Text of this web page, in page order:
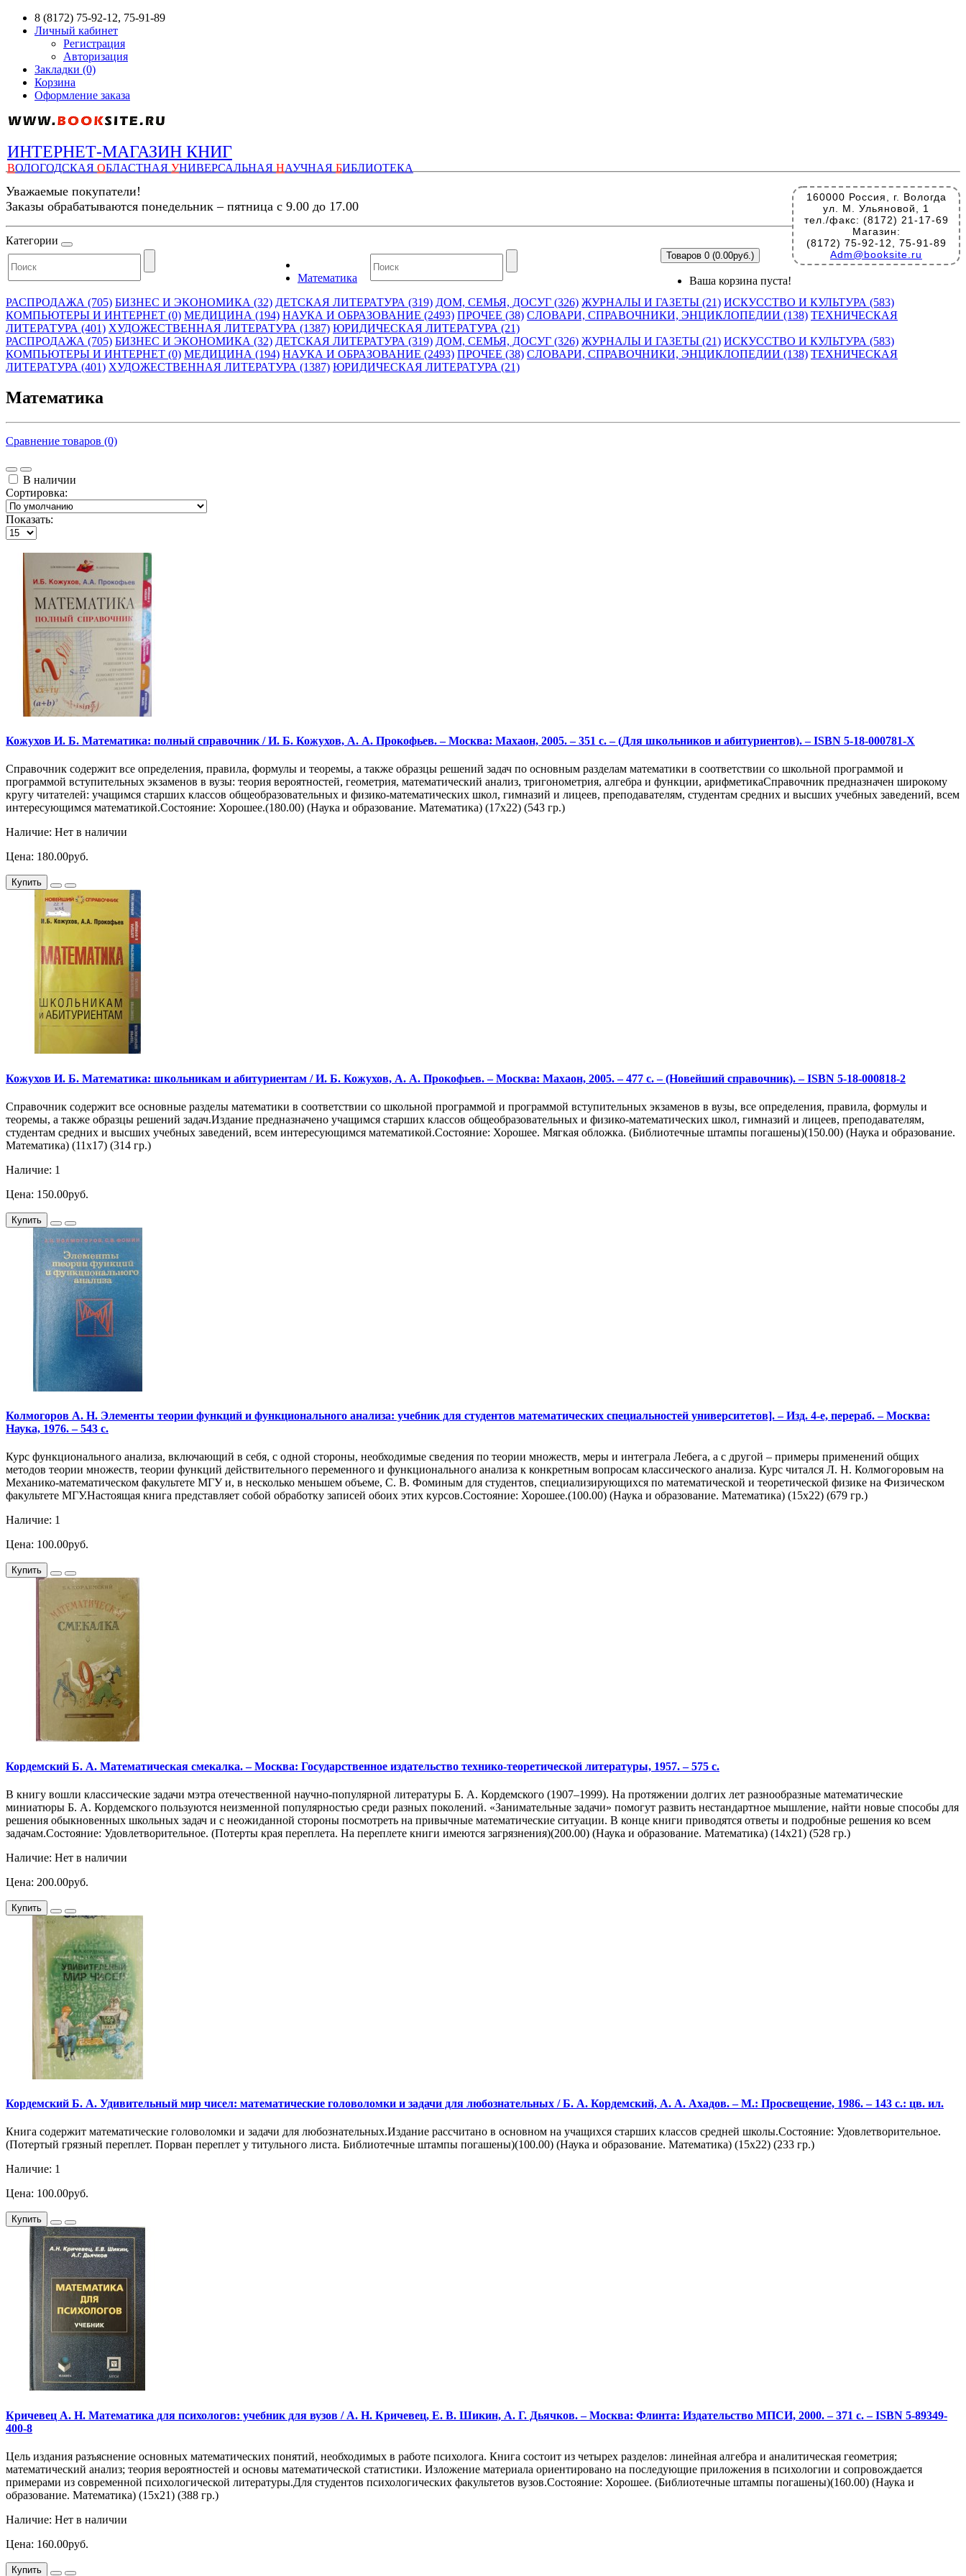
8 (8172) 75-92-12, 75-91-89
Личный кабинет
Регистрация
Авторизация
Закладки (0)
Корзина
Оформление заказа
ИНТЕРНЕТ-МАГАЗИН КНИГ
ВОЛОГОДСКАЯ ОБЛАСТНАЯ УНИВЕРСАЛЬНАЯ НАУЧНАЯ БИБЛИОТЕКА
160000 Россия, г. Вологда
ул. М. Ульяновой, 1
тел./факс: (8172) 21-17-69
Магазин:
(8172) 75-92-12, 75-91-89
Adm@booksite.ru
Уважаемые покупатели!
Заказы обрабатываются понедельник – пятница с 9.00 до 17.00
Категории
Товаров 0 (0.00руб.)
Ваша корзина пуста!
Математика
РАСПРОДАЖА (705) БИЗНЕС И ЭКОНОМИКА (32) ДЕТСКАЯ ЛИТЕРАТУРА (319) ДОМ, СЕМЬЯ, ДОСУГ (326) ЖУРНАЛЫ И ГАЗЕТЫ (21) ИСКУССТВО И КУЛЬТУРА (583)
КОМПЬЮТЕРЫ И ИНТЕРНЕТ (0) МЕДИЦИНА (194) НАУКА И ОБРАЗОВАНИЕ (2493) ПРОЧЕЕ (38) СЛОВАРИ, СПРАВОЧНИКИ, ЭНЦИКЛОПЕДИИ (138) ТЕХНИЧЕСКАЯ
ЛИТЕРАТУРА (401) ХУДОЖЕСТВЕННАЯ ЛИТЕРАТУРА (1387) ЮРИДИЧЕСКАЯ ЛИТЕРАТУРА (21)
РАСПРОДАЖА (705) БИЗНЕС И ЭКОНОМИКА (32) ДЕТСКАЯ ЛИТЕРАТУРА (319) ДОМ, СЕМЬЯ, ДОСУГ (326) ЖУРНАЛЫ И ГАЗЕТЫ (21) ИСКУССТВО И КУЛЬТУРА (583)
КОМПЬЮТЕРЫ И ИНТЕРНЕТ (0) МЕДИЦИНА (194) НАУКА И ОБРАЗОВАНИЕ (2493) ПРОЧЕЕ (38) СЛОВАРИ, СПРАВОЧНИКИ, ЭНЦИКЛОПЕДИИ (138) ТЕХНИЧЕСКАЯ
ЛИТЕРАТУРА (401) ХУДОЖЕСТВЕННАЯ ЛИТЕРАТУРА (1387) ЮРИДИЧЕСКАЯ ЛИТЕРАТУРА (21)
Математика
Сравнение товаров (0)
В наличии
Сортировка:
Показать:
Кожухов И. Б. Математика: полный справочник / И. Б. Кожухов, А. А. Прокофьев. – Москва: Махаон, 2005. – 351 с. – (Для школьников и абитуриентов). – ISBN 5-18-000781-X
Справочник содержит все определения, правила, формулы и теоремы, а также образцы решений задач по основным разделам математики в соответствии со школьной программой и
программой вступительных экзаменов в вузы: теория вероятностей, геометрия, математический анализ, тригонометрия, алгебра и функции, арифметикаСправочник предназначен широкому
кругу читателей: учащимся старших классов общеобразовательных и физико-математических школ, гимназий и лицеев, преподавателям, студентам средних и высших учебных заведений, всем
интересующимся математикой.Состояние: Хорошее.(180.00) (Наука и образование. Математика) (17х22) (543 гр.)
Наличие: Нет в наличии
Цена: 180.00руб.
Купить
Кожухов И. Б. Математика: школьникам и абитуриентам / И. Б. Кожухов, А. А. Прокофьев. – Москва: Махаон, 2005. – 477 с. – (Новейший справочник). – ISBN 5-18-000818-2
Справочник содержит все основные разделы математики в соответствии со школьной программой и программой вступительных экзаменов в вузы, все определения, правила, формулы и
теоремы, а также образцы решений задач.Издание предназначено учащимся старших классов общеобразовательных и физико-математических школ, гимназий и лицеев, преподавателям,
студентам средних и высших учебных заведений, всем интересующимся математикой.Состояние: Хорошее. Мягкая обложка. (Библиотечные штампы погашены)(150.00) (Наука и образование.
Математика) (11х17) (314 гр.)
Наличие: 1
Цена: 150.00руб.
Купить
Колмогоров А. Н. Элементы теории функций и функционального анализа: учебник для студентов математических специальностей университетов]. – Изд. 4-е, перераб. – Москва:
Наука, 1976. – 543 с.
Курс функционального анализа, включающий в себя, с одной стороны, необходимые сведения по теории множеств, меры и интеграла Лебега, а с другой – примеры применений общих
методов теории множеств, теории функций действительного переменного и функционального анализа к конкретным вопросам классического анализа. Курс читался Л. Н. Колмогоровым на
Механико-математическом факультете МГУ и, в несколько меньшем объеме, С. В. Фоминым для студентов, специализирующихся по математической и теоретической физике на Физическом
факультете МГУ.Настоящая книга представляет собой обработку записей обоих этих курсов.Состояние: Хорошее.(100.00) (Наука и образование. Математика) (15х22) (679 гр.)
Наличие: 1
Цена: 100.00руб.
Купить
Кордемский Б. А. Математическая смекалка. – Москва: Государственное издательство технико-теоретической литературы, 1957. – 575 с.
В книгу вошли классические задачи мэтра отечественной научно-популярной литературы Б. А. Кордемского (1907–1999). На протяжении долгих лет разнообразные математические
миниатюры Б. А. Кордемского пользуются неизменной популярностью среди разных поколений. «Занимательные задачи» помогут развить нестандартное мышление, найти новые способы для
решения обыкновенных школьных задач и с неожиданной стороны посмотреть на привычные математические ситуации. В конце книги приводятся ответы и подробные решения ко всем
задачам.Состояние: Удовлетворительное. (Потерты края переплета. На переплете книги имеются загрязнения)(200.00) (Наука и образование. Математика) (14х21) (528 гр.)
Наличие: Нет в наличии
Цена: 200.00руб.
Купить
Кордемский Б. А. Удивительный мир чисел: математические головоломки и задачи для любознательных / Б. А. Кордемский, А. А. Ахадов. – М.: Просвещение, 1986. – 143 с.: цв. ил.
Книга содержит математические головоломки и задачи для любознательных.Издание рассчитано в основном на учащихся старших классов средней школы.Состояние: Удовлетворительное.
(Потертый грязный переплет. Порван переплет у титульного листа. Библиотечные штампы погашены)(100.00) (Наука и образование. Математика) (15х22) (233 гр.)
Наличие: 1
Цена: 100.00руб.
Купить
Кричевец А. Н. Математика для психологов: учебник для вузов / А. Н. Кричевец, Е. В. Шикин, А. Г. Дьячков. – Москва: Флинта: Издательство МПСИ, 2000. – 371 с. – ISBN 5-89349-
400-8
Цель издания разъяснение основных математических понятий, необходимых в работе психолога. Книга состоит из четырех разделов: линейная алгебра и аналитическая геометрия;
математический анализ; теория вероятностей и основы математической статистики. Изложение материала ориентировано на последующие приложения в психологии и сопровождается
примерами из современной психологической литературы.Для студентов психологических факультетов вузов.Состояние: Хорошее. (Библиотечные штампы погашены)(160.00) (Наука и
образование. Математика) (15х21) (388 гр.)
Наличие: Нет в наличии
Цена: 160.00руб.
Купить